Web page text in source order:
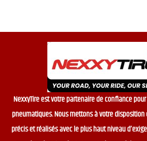
NexxyTire est votre partenaire de confiance
pneumatiques. Nous mettons à votre
précis et réalisés avec le plus haut niveau